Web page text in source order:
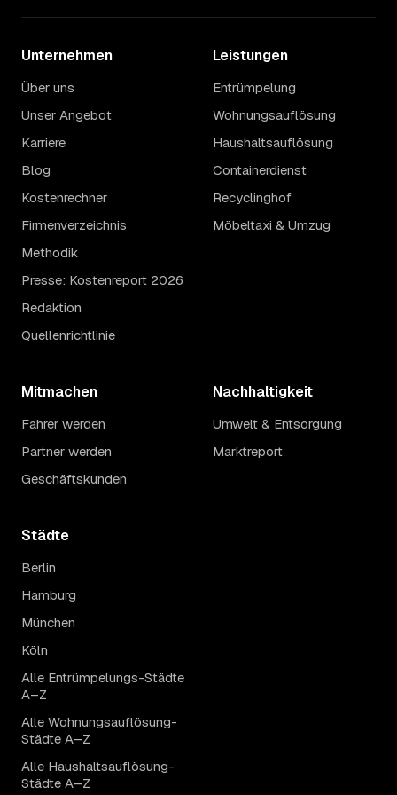
Unternehmen
Über uns
Unser Angebot
Karriere
Blog
Kostenrechner
Firmenverzeichnis
Methodik
Presse: Kostenreport 2026
Redaktion
Quellenrichtlinie
Leistungen
Entrümpelung
Wohnungsauflösung
Haushaltsauflösung
Containerdienst
Recyclinghof
Möbeltaxi & Umzug
Mitmachen
Fahrer werden
Partner werden
Geschäftskunden
Nachhaltigkeit
Umwelt & Entsorgung
Marktreport
Städte
Berlin
Hamburg
München
Köln
Alle Entrümpelungs-Städte
A–Z
Alle Wohnungsauflösung-
Städte A–Z
Alle Haushaltsauflösung-
Städte A–Z